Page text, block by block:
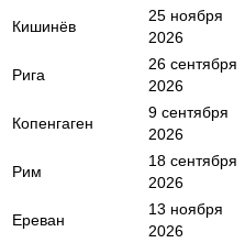
Кишинёв
25 ноября
2026
Рига
26 сентября
2026
Копенгаген
9 сентября
2026
Рим
18 сентября
2026
Ереван
13 ноября
2026